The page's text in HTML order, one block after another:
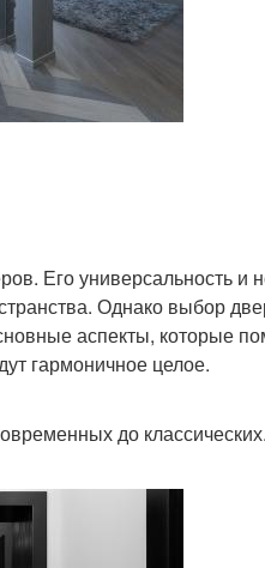
Его универсальность и
Однако выбор
аспекты, которые
гармоничное целое.
до